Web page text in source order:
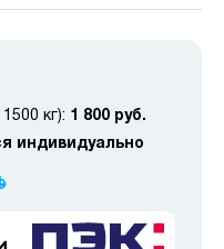
кг): 1 800 руб.
индивидуально